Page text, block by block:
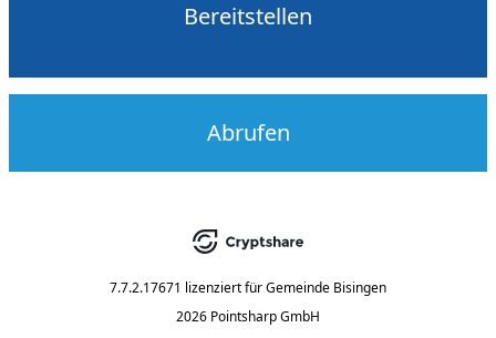
Bereitstellen
Abrufen
7.7.2.17671 lizenziert fürGemeinde Bisingen
2026 Pointsharp GmbH